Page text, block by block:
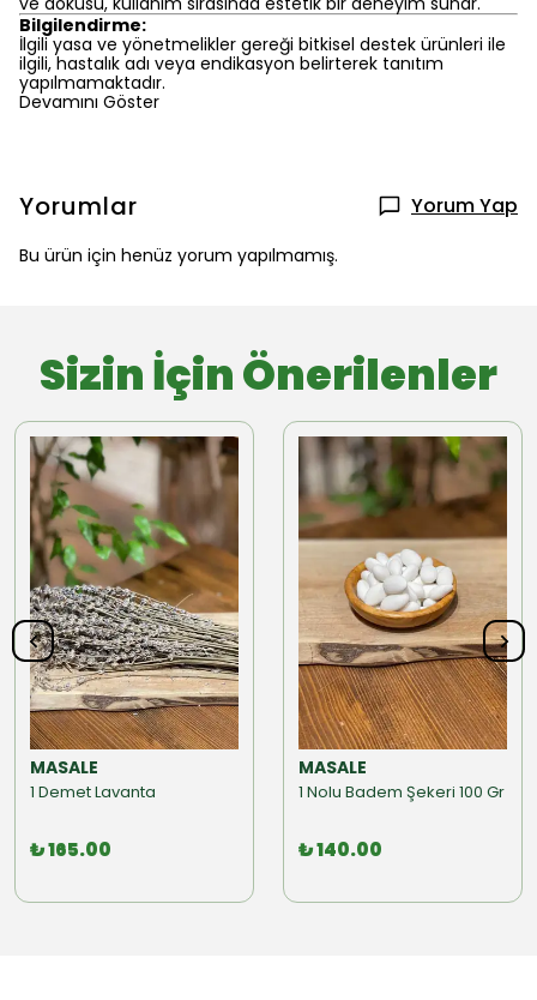
Bilgilendirme:
İlgili yasa ve yönetmelikler gereği bitkisel destek ürünleri ile
ilgili, hastalık adı veya endikasyon belirterek tanıtım
yapılmamaktadır.
Devamını Göster
Yorumlar Yorum Yap
Bu ürün için henüz yorum yapılmamış.
Sizin İçin Önerilenler
MASALE
1 Demet Lavanta
₺ 165.00
MASALE
1 Nolu Badem Şekeri 100 Gr
₺ 140.00